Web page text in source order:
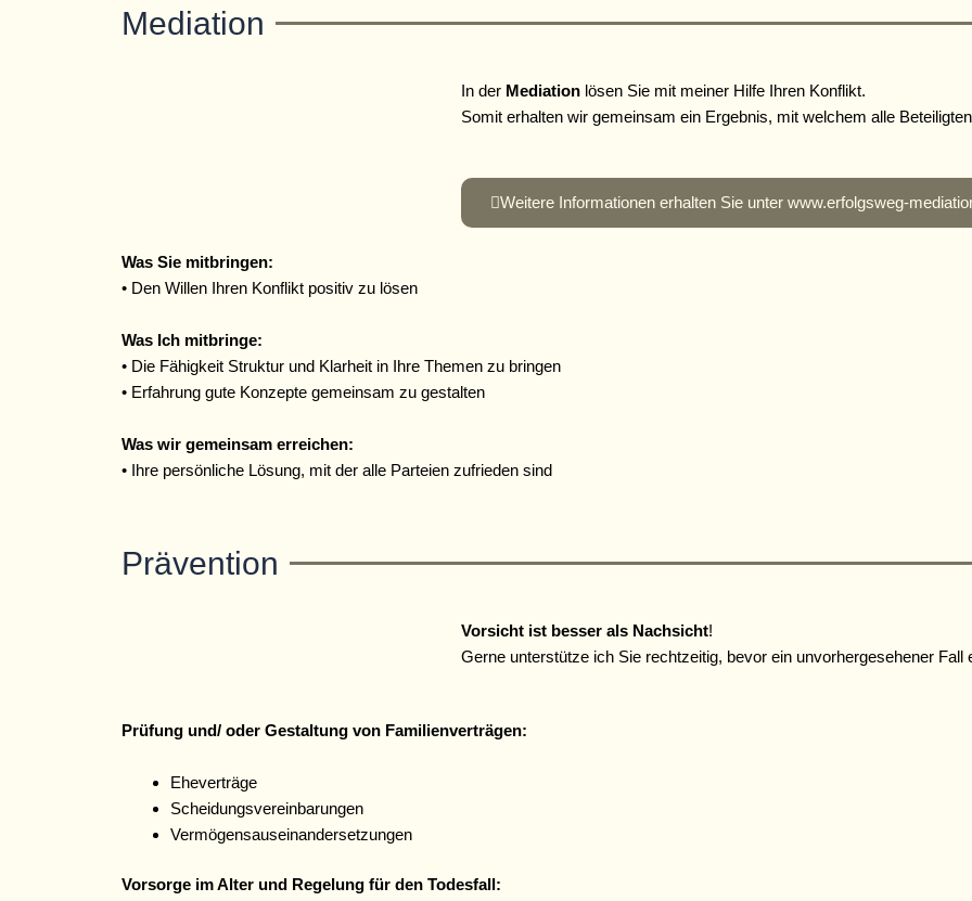
Mediation
In der Mediationlösen Sie mit meiner Hilfe Ihren Konflikt.
Somit erhalten wir gemeinsam ein Ergebnis, mit welchem alle
Weitere Informationen erhalten Sie unter www.erfolgsweg-
Was Sie mitbringen:
• Den Willen Ihren Konflikt positiv zu lösen
Was Ich mitbringe:
• Die Fähigkeit Struktur und Klarheit in Ihre Themen zu bringen
• Erfahrung gute Konzepte gemeinsam zu gestalten
Was wir gemeinsam erreichen:
• Ihre persönliche Lösung, mit der alle Parteien zufrieden sind
Prävention
Vorsicht ist besser als Nachsicht!
Gerne unterstütze ich Sie rechtzeitig, bevor ein unvorhergesehener Fall
Prüfung und/ oder Gestaltung von Familienverträgen:
Eheverträge
Scheidungsvereinbarungen
Vermögensauseinandersetzungen
Vorsorge im Alter und Regelung für den Todesfall: